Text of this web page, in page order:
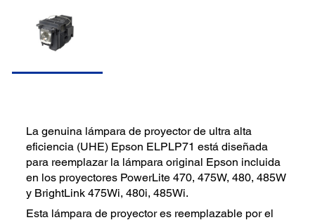
La genuina lámpara de proyector de ultra alta
eficiencia (UHE) Epson ELPLP71 está diseñada
para reemplazar la lámpara original Epson incluida
en los proyectores PowerLite 470, 475W, 480, 485W
y BrightLink 475Wi, 480i, 485Wi.
Esta lámpara de proyector es reemplazable por el